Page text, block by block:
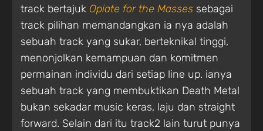
track bertajuk Opiate for the Masses sebagai
track pilihan memandangkan ia nya adalah
sebuah track yang sukar, berteknikal tinggi,
menonjolkan kemampuan dan komitmen
permainan individu dari setiap line up. ianya
sebuah track yang membuktikan Death Metal
bukan sekadar music keras, laju dan straight
forward. Selain dari itu track2 lain turut punya